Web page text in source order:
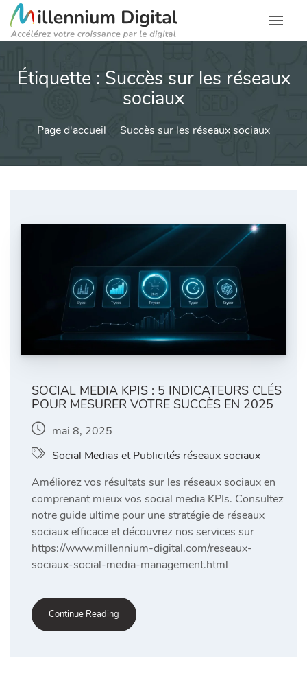
Étiquette : Succès sur les réseaux
sociaux
Page d'accueil Succès sur les réseaux sociaux
SOCIAL MEDIA KPIS : 5 INDICATEURS CLÉS
POUR MESURER VOTRE SUCCÈS EN 2025
mai 8, 2025
Social Medias et Publicités réseaux sociaux
Améliorez vos résultats sur les réseaux sociaux en
comprenant mieux vos social media KPIs. Consultez
notre guide ultime pour une stratégie de réseaux
sociaux efficace et découvrez nos services sur
https://www.millennium-digital.com/reseaux-
sociaux-social-media-management.html
Continue Reading